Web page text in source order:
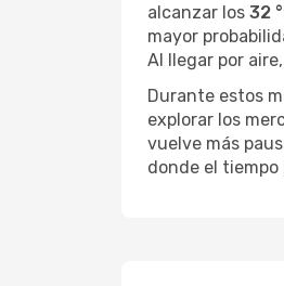
alcanzar los 32
mayor
Al llegar por
Durante estos
explorar los
vuelve más
donde el tiempo